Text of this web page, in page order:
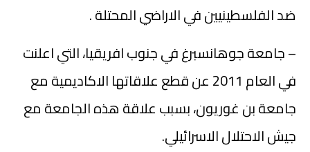
ضد الفلسطينيين في الاراضي المحتلة .
– جامعة جوهانسبرغ في جنوب افريقيا، التي اعلنت
في العام 2011 عن قطع علاقاتها الاكاديمية مع
جامعة بن غوريون، بسبب علاقة هذه الجامعة مع
جيش الاحتلال الاسرائيلي.